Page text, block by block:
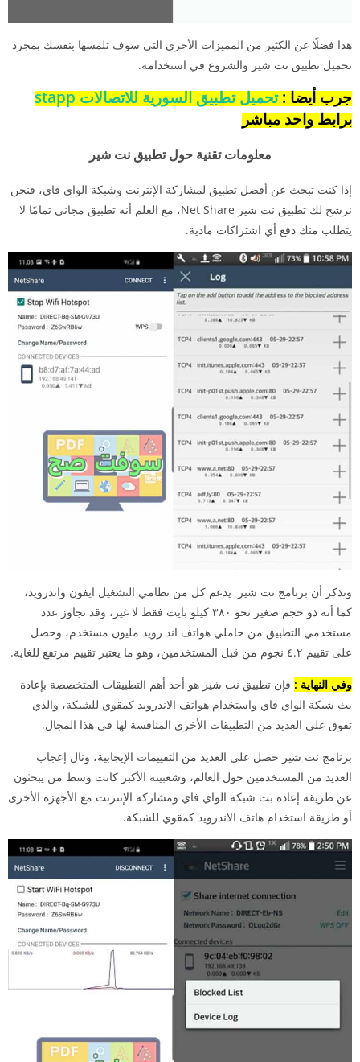
هذا فضلًا عن الكثير من المميزات الأخرى التي سوف تلمسها بنفسك بمجرد
تحميل تطبيق نت شير والشروع في استخدامه.
جرب أيضا :تحميل تطبيق السورية للاتصالات stapp
برابط واحد مباشر
معلومات تقنية حول تطبيق نت شير
إذا كنت تبحث عن أفضل تطبيق لمشاركة الإنترنت وشبكة الواي فاي، فنحن
نرشح لك تطبيق نت شير Net Share، مع العلم أنه تطبيق مجاني تمامًا لا
يتطلب منك دفع أي اشتراكات مادية.
ونذكر أن برنامج نت شير يدعم كل من نظامي التشغيل ايفون واندرويد،
كما أنه ذو حجم صغير نحو ٣٨٠ كيلو بايت فقط لا غير، وقد تجاوز عدد
مستخدمي التطبيق من حاملي هواتف اند رويد مليون مستخدم، وحصل
على تقييم ٤.٢ نجوم من قبل المستخدمين، وهو ما يعتبر تقييم مرتفع للغاية.
وفي النهاية : فإن تطبيق نت شير هو أحد أهم التطبيقات المتخصصة بإعادة
بث شبكة الواي فاي واستخدام هواتف الاندرويد كمقوي للشبكة، والذي
تفوق على العديد من التطبيقات الأخرى المنافسة لها في هذا المجال.
برنامج نت شير حصل على العديد من التقييمات الإيجابية، ونال إعجاب
العديد من المستخدمين حول العالم، وشعبيته الأكبر كانت وسط من يبحثون
عن طريقة إعادة بث شبكة الواي فاي ومشاركة الإنترنت مع الأجهزة الأخرى
أو طريقة استخدام هاتف الاندرويد كمقوي للشبكة.